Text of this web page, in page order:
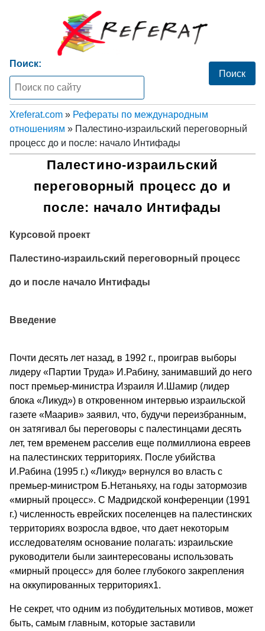
Поиск:
Xreferat.com » Рефераты по международным
отношениям » Палестино-израильский переговорный
процесс до и после: начало Интифады
Палестино-израильский
переговорный процесс до и
после: начало Интифады
Курсовой проект
Палестино-израильский переговорный процесс
до и после начало Интифады
Введение
Почти десять лет назад, в 1992 г., проиграв выборы
лидеру «Партии Труда» И.Рабину, занимавший до него
пост премьер-министра Израиля И.Шамир (лидер
блока «Ликуд») в откровенном интервью израильской
газете «Маарив» заявил, что, будучи переизбранным,
он затягивал бы переговоры с палестинцами десять
лет, тем временем расселив еще полмиллиона евреев
на палестинских территориях. После убийства
И.Рабина (1995 г.) «Ликуд» вернулся во власть с
премьер-министром Б.Нетаньяху, на годы затормозив
«мирный процесс». С Мадридской конференции (1991
г.) численность еврейских поселенцев на палестинских
территориях возросла вдвое, что дает некоторым
исследователям основание полагать: израильские
руководители были заинтересованы использовать
«мирный процесс» для более глубокого закрепления
на оккупированных территориях1.
Не секрет, что одним из побудительных мотивов, может
быть, самым главным, которые заставили